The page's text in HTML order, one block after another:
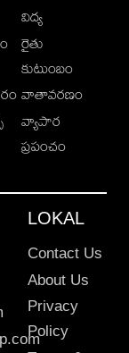
విద్య
రైతు
కుటుంబం
వాతావరణం
వ్యాపార
ప్రపంచం
LOKAL
Contact Us
About Us
Privacy
Policy